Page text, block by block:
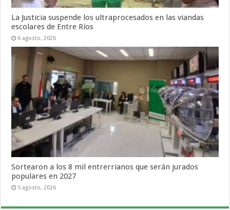
La Justicia suspende los ultraprocesados en las viandas
escolares de Entre Ríos
6 agosto, 2026
Sortearon a los 8 mil entrerrianos que serán jurados
populares en 2027
5 agosto, 2026